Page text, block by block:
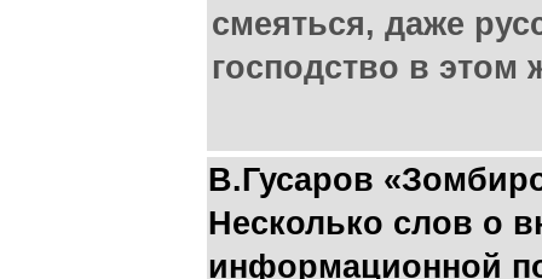
смеяться, даже
господство в этом
В.Гусаров
Несколько слов о
информационной